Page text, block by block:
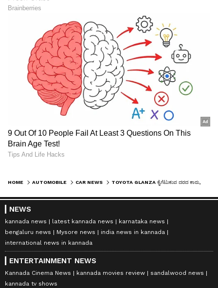
HOME AUTOMOBILE CAR NEWS
NEWS
kannada news latest kannada news
karnataka news
bengaluru news
Mysore news
india news in kannada
international news in kannada
ENTERTAINMENT NEWS
Kannada Cinema News kannada movies review
sandalwood news
kannada tv shows